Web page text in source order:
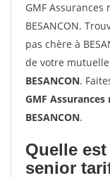
GMF
BESANCON.
pas chère à
de votre
BESANCON.
GMF
BESANCON.
Quelle
senior